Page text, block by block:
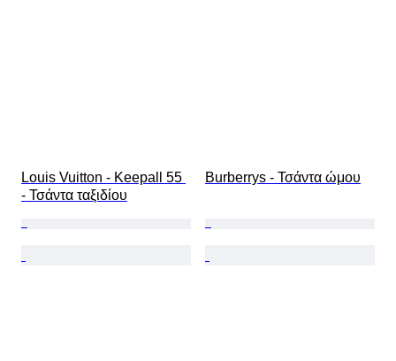
Louis Vuitton - Keepall 55
- Τσάντα ταξιδίου
Burberrys - Τσάντα ώμου